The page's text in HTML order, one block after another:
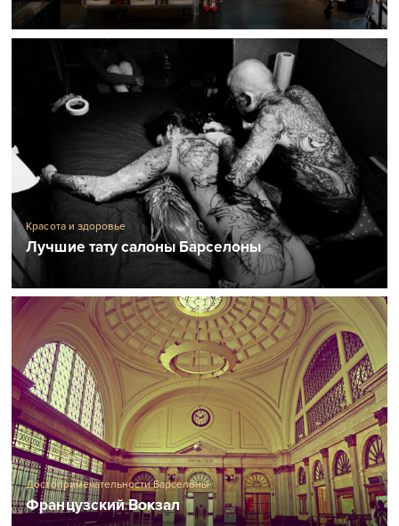
Красота и здоровье
Лучшие тату салоны Барселоны
Достопримечательности Барселоны
Французский Вокзал